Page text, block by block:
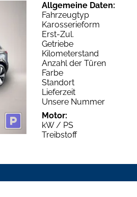
Allgemeine Daten:
Fahrzeugtyp
Karosserieform
Erst-Zul.
Getriebe
Kilometerstand
Anzahl der Türen
Farbe
Standort
Lieferzeit
Unsere Nummer
Motor:
kW / PS
Treibstoff